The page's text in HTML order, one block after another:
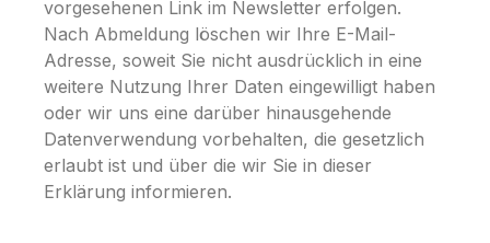
vorgesehenen Link im Newsletter erfolgen.
Nach Abmeldung löschen wir Ihre E-Mail-
Adresse, soweit Sie nicht ausdrücklich in eine
weitere Nutzung Ihrer Daten eingewilligt haben
oder wir uns eine darüber hinausgehende
Datenverwendung vorbehalten, die gesetzlich
erlaubt ist und über die wir Sie in dieser
Erklärung informieren.